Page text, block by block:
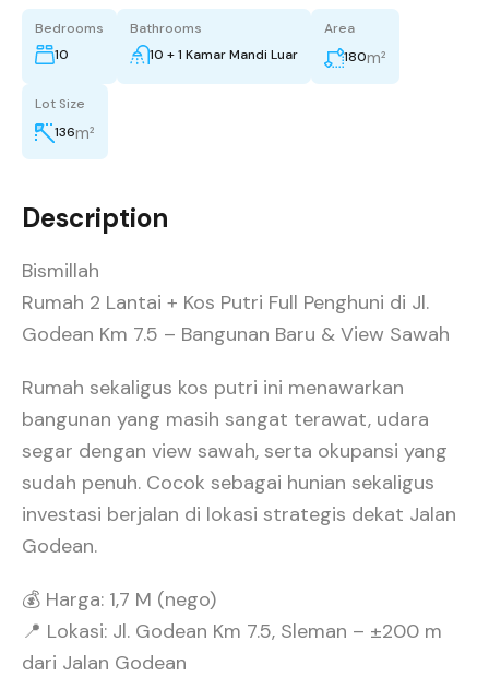
Bedrooms
10
Bathrooms
10 + 1 Kamar Mandi Luar
Area
180m²
Lot Size
136m²
Description
Bismillah
Rumah 2 Lantai + Kos Putri Full Penghuni di Jl.
Godean Km 7.5 – Bangunan Baru & View Sawah
Rumah sekaligus kos putri ini menawarkan
bangunan yang masih sangat terawat, udara
segar dengan view sawah, serta okupansi yang
sudah penuh. Cocok sebagai hunian sekaligus
investasi berjalan di lokasi strategis dekat Jalan
Godean.
💰 Harga: 1,7 M (nego)
📍 Lokasi: Jl. Godean Km 7.5, Sleman – ±200 m
dari Jalan Godean